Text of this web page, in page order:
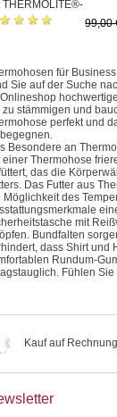
THERMOLITE®-
| Beige
99,00
für
Sie auf der Suche
zu stämmigen und
perfekt und
Besondere an
einer Thermohose
das die
Das Futter aus
Möglichkeit des
mit
Bundfalten
dass Shirt und
Rundum-
Fühlen
Kauf auf Rechnung